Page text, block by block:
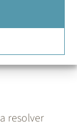
anti-
contorno
resolver